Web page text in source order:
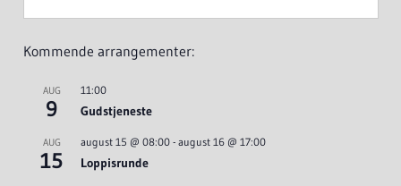
Kommende arrangementer:
AUG
9
11:00
Gudstjeneste
AUG
15
august 15 @ 08:00- august 16 @ 17:00
Loppisrunde